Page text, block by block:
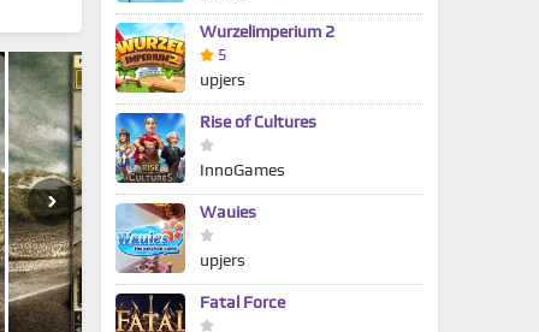
Wurzelimperium 2
5
upjers
Rise of Cultures
InnoGames
Wauies
upjers
Fatal Force